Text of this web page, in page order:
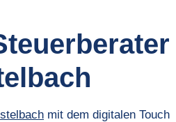
mit dem digitalen Touch